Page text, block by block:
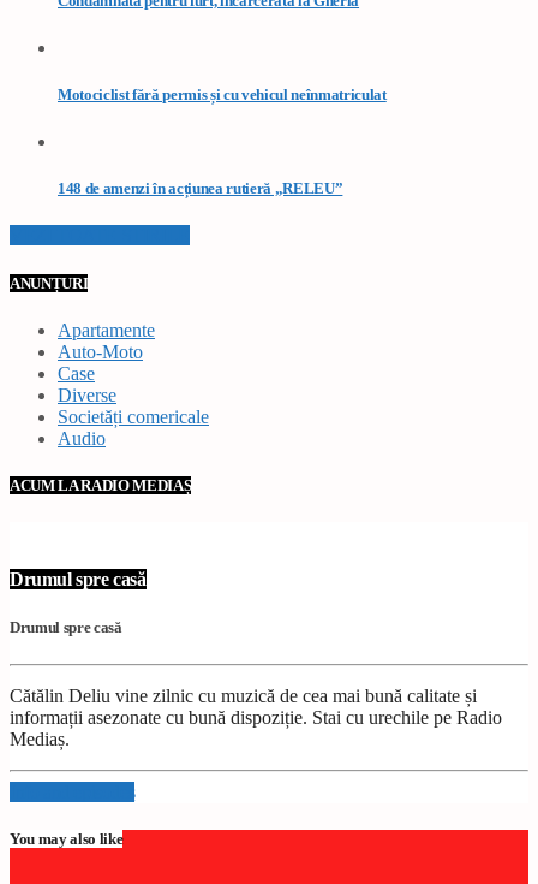
Motociclist fără permis și cu vehicul neînmatriculat
148 de amenzi în acțiunea rutieră „RELEU”
ANUNȚURI
Apartamente
Auto-Moto
Case
Diverse
Societăți comericale
Audio
ACUM LA RADIO MEDIAȘ
Drumul spre casă
Drumul spre casă
Cătălin Deliu vine zilnic cu muzică de cea mai bună calitate și
informații asezonate cu bună dispoziție. Stai cu urechile pe Radio
Mediaș.
Info and episodes
You may also like